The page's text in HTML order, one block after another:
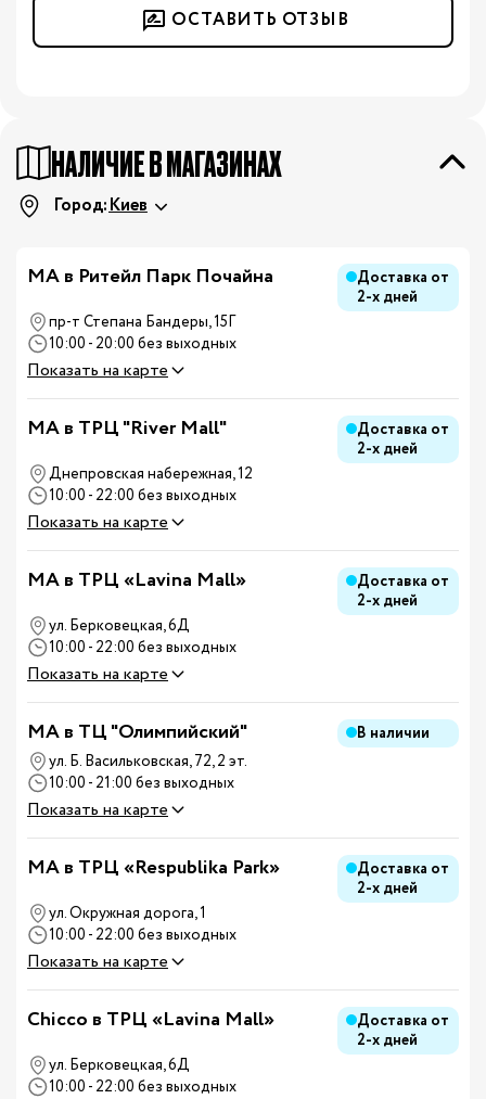
ОСТАВИТЬ ОТЗЫВ
НАЛИЧИЕ В МАГАЗИНАХ
Город:Киев
МА в Ритейл Парк Почайна
Доставка от
2-х дней
пр-т Степана Бандеры, 15Г
10:00 - 20:00 без выходных
Показать на карте
MA в ТРЦ "River Mall"
Доставка от
2-х дней
Днепровская набережная, 12
10:00 - 22:00 без выходных
Показать на карте
MA в ТРЦ «Lavina Mall»
Доставка от
2-х дней
ул. Берковецкая, 6Д
10:00 - 22:00 без выходных
Показать на карте
MA в ТЦ "Олимпийский"
В наличии
ул. Б. Васильковская, 72, 2 эт.
10:00 - 21:00 без выходных
Показать на карте
MA в ТРЦ «Respublika Park»
Доставка от
2-х дней
ул. Окружная дорога, 1
10:00 - 22:00 без выходных
Показать на карте
Chicco в ТРЦ «Lavina Mall»
Доставка от
2-х дней
ул. Берковецкая, 6Д
10:00 - 22:00 без выходных